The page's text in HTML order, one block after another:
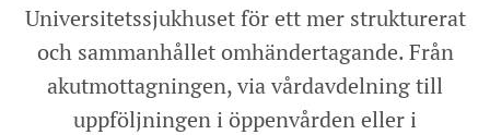
Universitetssjukhuset för ett mer strukturerat
och sammanhållet omhändertagande. Från
akutmottagningen, via vårdavdelning till
uppföljningen i öppenvården eller i